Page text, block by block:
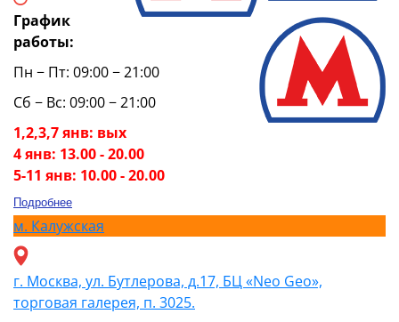
График
работы:
Пн − Пт: 09:00 − 21:00
Сб − Вс: 09:00 − 21:00
1,2,3,7 янв: вых
4 янв: 13.00 - 20.00
5-11 янв: 10.00 - 20.00
Подробнее
м. Калужская
г. Москва, ул. Бутлерова, д.17, БЦ «Neo Geo»,
торговая галерея, п. 3025.